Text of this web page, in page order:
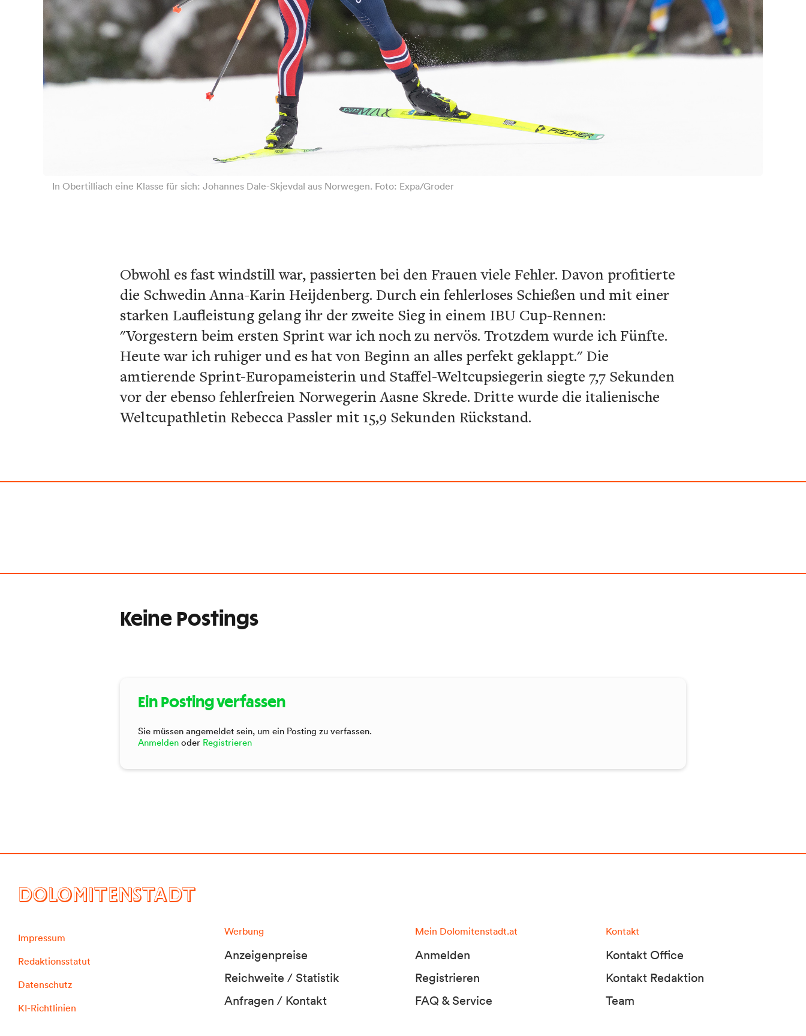
In Obertilliach eine Klasse für sich: Johannes Dale-Skjevdal aus Norwegen. Foto: Expa/Groder
Obwohl es fast windstill war, passierten bei den Frauen viele Fehler. Davon profitierte
die Schwedin Anna-Karin Heijdenberg. Durch ein fehlerloses Schießen und mit einer
starken Laufleistung gelang ihr der zweite Sieg in einem IBU Cup-Rennen:
"Vorgestern beim ersten Sprint war ich noch zu nervös. Trotzdem wurde ich Fünfte.
Heute war ich ruhiger und es hat von Beginn an alles perfekt geklappt." Die
amtierende Sprint-Europameisterin und Staffel-Weltcupsiegerin siegte 7,7 Sekunden
vor der ebenso fehlerfreien Norwegerin Aasne Skrede. Dritte wurde die italienische
Weltcupathletin Rebecca Passler mit 15,9 Sekunden Rückstand.
Keine Postings
Ein Posting verfassen
Sie müssen angemeldet sein, um ein Posting zu verfassen.
Anmelden oder Registrieren
DOLOMITENSTADT
Impressum
Redaktionsstatut
Datenschutz
KI-Richtlinien
Werbung
Anzeigenpreise
Reichweite / Statistik
Anfragen / Kontakt
Mein Dolomitenstadt.at
Anmelden
Registrieren
FAQ & Service
Kontakt
Kontakt Office
Kontakt Redaktion
Team